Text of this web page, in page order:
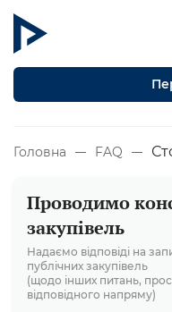
Головна FAQ
Проводимо
закупівель
Надаємо відповіді на
публічних закупівель
(щодо інших питань,
відповідного напряму)